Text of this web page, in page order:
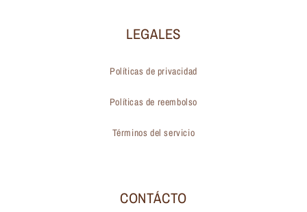
LEGALES
Políticas de privacidad
Políticas de reembolso
Términos del servicio
CONTÁCTO